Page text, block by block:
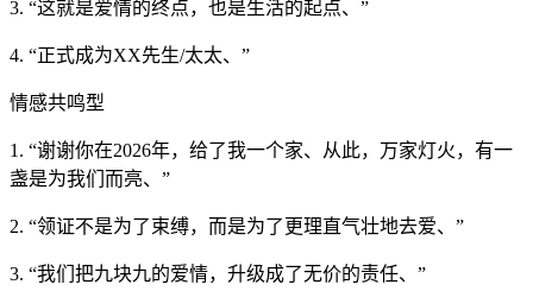
3. “这就是爱情的终点，也是生活的起点、”
4. “正式成为XX先生/太太、”
情感共鸣型
1. “谢谢你在2026年，给了我一个家、从此，万家灯火，有一
盏是为我们而亮、”
2. “领证不是为了束缚，而是为了更理直气壮地去爱、”
3. “我们把九块九的爱情，升级成了无价的责任、”